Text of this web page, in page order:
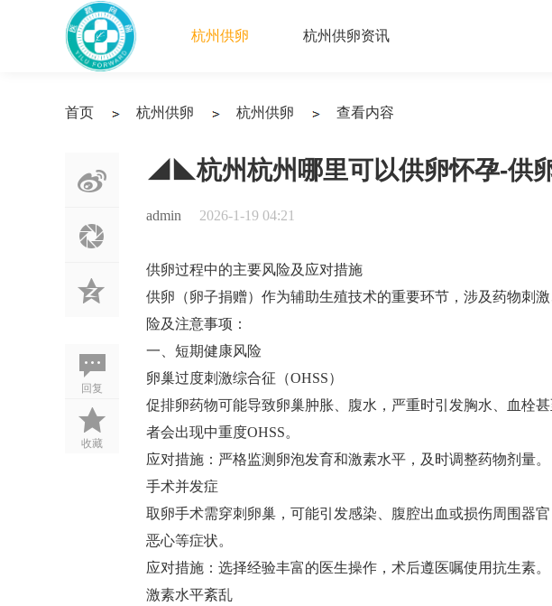
杭州供卵 杭州供卵资讯
首页 杭州供卵 杭州供卵 查看内容
回复
收藏
◢◣杭州杭州哪里可以供卵怀孕-供
admin 2026-1-19 04:21
供卵过程中的主要风险及应对措施
供卵（卵子捐赠）作为辅助生殖技术的重要环节，涉及药物刺
险及注意事项：
一、短期健康风险
卵巢过度刺激综合征（OHSS）‌
促排卵药物可能导致卵巢肿胀、腹水，严重时引发胸水、血栓
者会出现中重度OHSS‌。
应对措施‌：严格监测卵泡发育和激素水平，及时调整药物剂量。
手术并发症‌
取卵手术需穿刺卵巢，可能引发感染、腹腔出血或损伤周围器
恶心等症状‌。
应对措施‌：选择经验丰富的医生操作，术后遵医嘱使用抗生素。
激素水平紊乱‌